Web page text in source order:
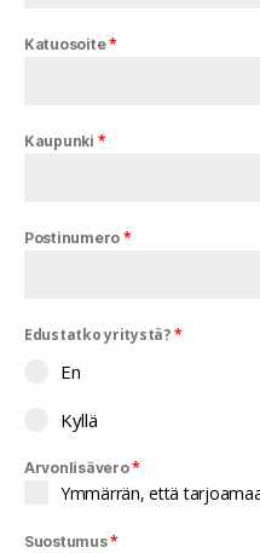
Katuosoite*
Kaupunki *
Postinumero *
Edustatko yritystä?*
En
Kyllä
Arvonlisävero*
Ymmärrän, että
Suostumus*